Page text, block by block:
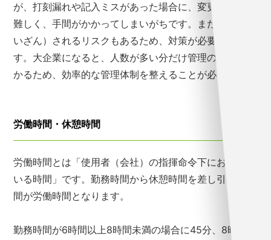
が、打刻漏れや記入ミスがあった場合に、変更の対応が
難しく、手間がかかってしまいがちです。また改竄（か
いざん）されるリスクもあるため、対策が必要になりま
す。大企業になると、人数が多い分だけ管理の手間がか
かるため、効率的な管理体制を整えることが必要です。
労働時間・休憩時間
労働時間とは「使用者（会社）の指揮命令下におかれて
いる時間」です。勤務時間から休憩時間を差し引いた時
間が労働時間となります。
勤務時間が6時間以上8時間未満の場合に45分、8時間以